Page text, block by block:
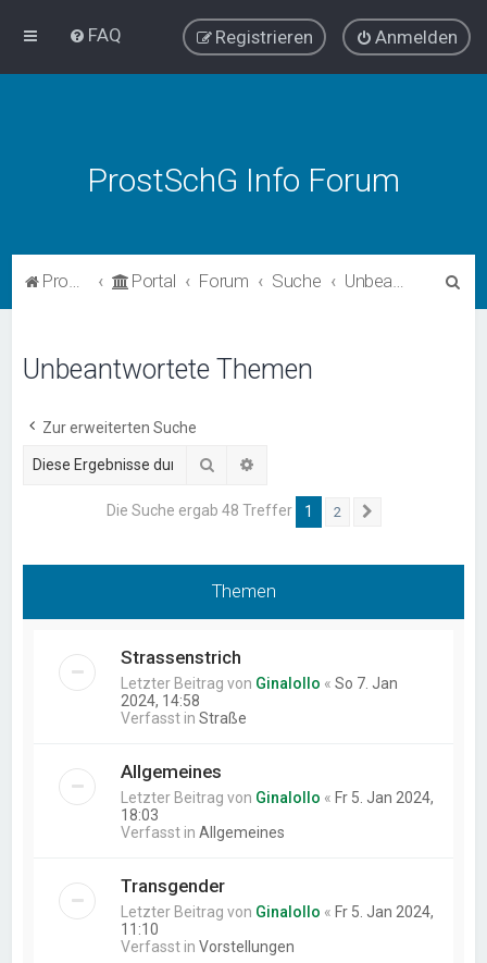
FAQ Anmelden
Registrieren
ProstSchG Info Forum
ProstSchG Portal Forum Suche Unbeantwortete Themen
Unbeantwortete Themen
Zur erweiterten Suche
Suche
Die Suche ergab 48 Treffer 1 2
Themen
Strassenstrich
Letzter Beitrag von Ginalollo «So 7. Jan
2024, 14:58
Verfasst inStraße
Allgemeines
Letzter Beitrag von Ginalollo «Fr 5. Jan 2024,
18:03
Verfasst inAllgemeines
Transgender
Letzter Beitrag von Ginalollo «Fr 5. Jan 2024,
11:10
Verfasst inVorstellungen